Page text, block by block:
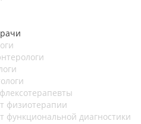
физиотерапии
функциональной диагностики